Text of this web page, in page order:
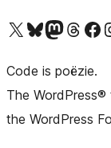
Bezoek ons X (voorheen Twitter) account
Bezoek ons Bluesky account
Bezoek ons Mastodon
Bezoek onsOnze
Code is poëzie.
The
the WordPress